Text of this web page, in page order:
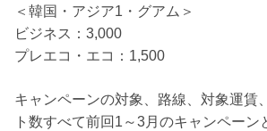
＜韓国・アジア1・グアム＞
ビジネス：3,000
プレエコ・エコ：1,500
キャンペーンの対象、路線、対象運賃
ト数すべて前回1～3月のキャンペーン